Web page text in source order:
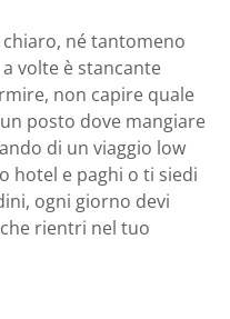
né tantomeno
volte è stancante
non capire quale
posto dove mangiare
di un viaggio low
hotel e paghi o ti siedi
ogni giorno devi
rientri nel tuo